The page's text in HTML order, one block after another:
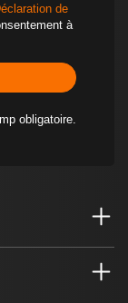
de
à
obligatoire.